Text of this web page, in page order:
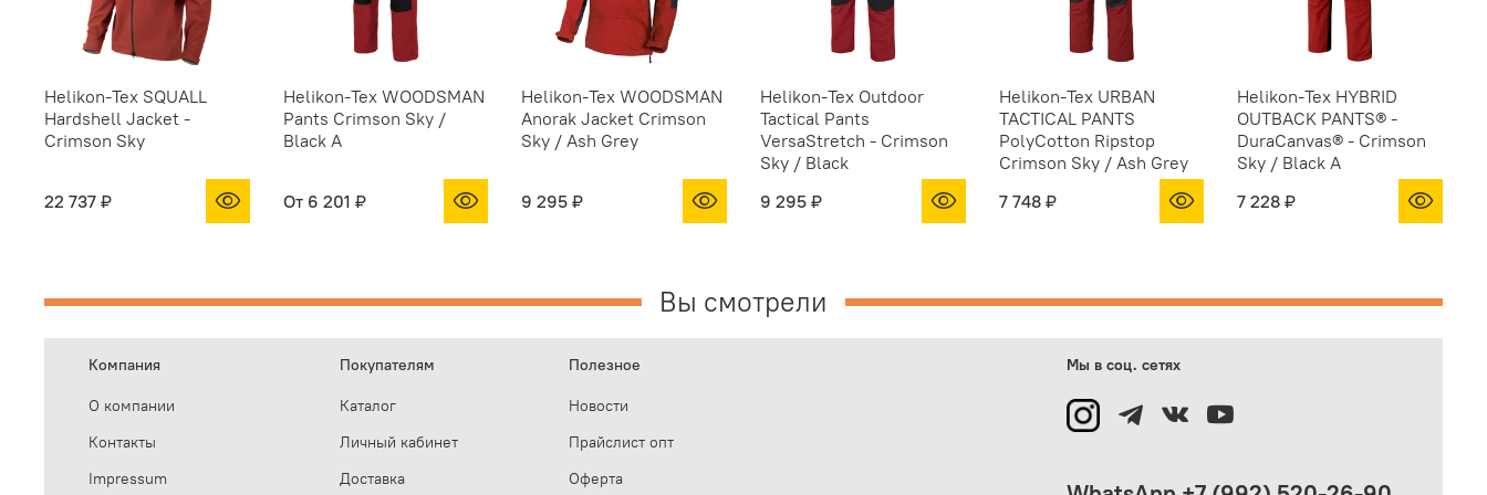
Helikon-Tex SQUALL
Hardshell Jacket -
Crimson Sky
22 737 ₽
Helikon-Tex WOODSMAN
Pants Crimson Sky /
Black A
От 6 201 ₽
Helikon-Tex WOODSMAN
Anorak Jacket Crimson
Sky / Ash Grey
9 295 ₽
Helikon-Tex Outdoor
Tactical Pants
VersaStretch - Crimson
Sky / Black
9 295 ₽
Helikon-Tex URBAN
TACTICAL PANTS
PolyCotton Ripstop
Crimson Sky / Ash Grey
7 748 ₽
Helikon-Tex HYBRID
OUTBACK PANTS® -
DuraCanvas® - Crimson
Sky / Black A
7 228 ₽
Вы смотрели
Компания
О компании
Контакты
Impressum
Покупателям
Каталог
Личный кабинет
Доставка
Полезное
Новости
Прайслист опт
Оферта
Мы в соц. сетях